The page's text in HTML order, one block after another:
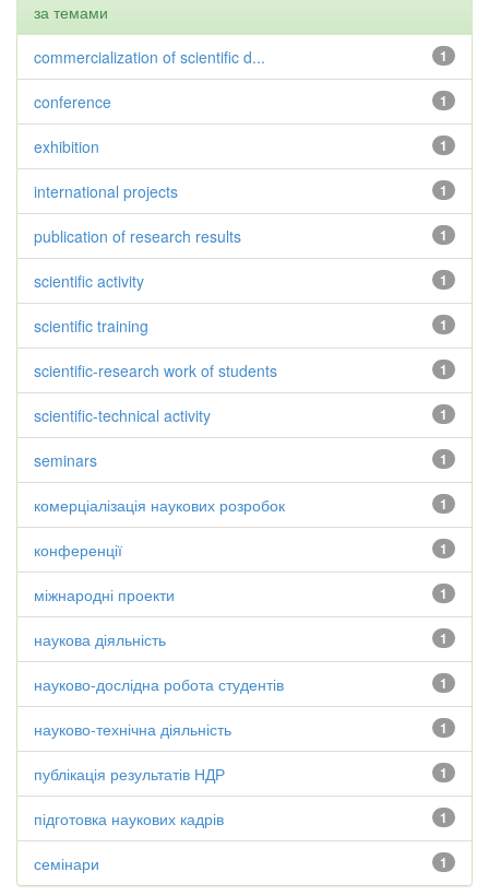
за темами
1
commercialization of scientific d...
1
conference
1
exhibition
1
international projects
1
publication of research results
1
scientific activity
1
scientific training
1
scientific-research work of students
1
scientific-technical activity
1
seminars
1
комерціалізація наукових розробок
1
конференції
1
міжнародні проекти
1
наукова діяльність
1
науково-дослідна робота студентів
1
науково-технічна діяльність
1
публікація результатів НДР
1
підготовка наукових кадрів
1
семінари